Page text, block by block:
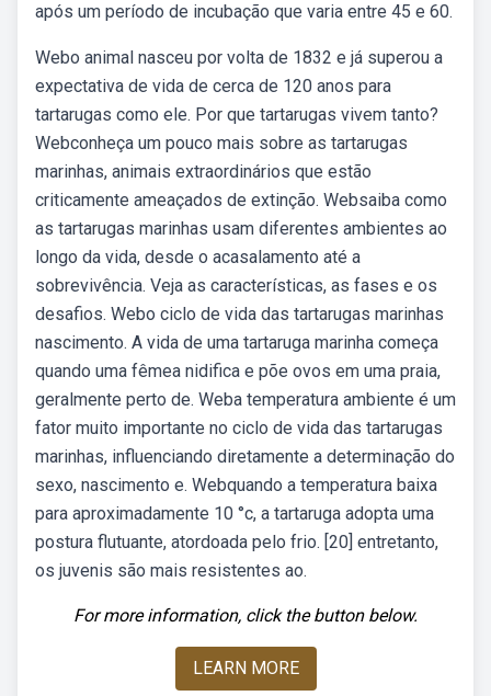
após um período de incubação que varia entre 45 e 60.
Webo animal nasceu por volta de 1832 e já superou a
expectativa de vida de cerca de 120 anos para
tartarugas como ele. Por que tartarugas vivem tanto?
Webconheça um pouco mais sobre as tartarugas
marinhas, animais extraordinários que estão
criticamente ameaçados de extinção. Websaiba como
as tartarugas marinhas usam diferentes ambientes ao
longo da vida, desde o acasalamento até a
sobrevivência. Veja as características, as fases e os
desafios. Webo ciclo de vida das tartarugas marinhas
nascimento. A vida de uma tartaruga marinha começa
quando uma fêmea nidifica e põe ovos em uma praia,
geralmente perto de. Weba temperatura ambiente é um
fator muito importante no ciclo de vida das tartarugas
marinhas, influenciando diretamente a determinação do
sexo, nascimento e. Webquando a temperatura baixa
para aproximadamente 10 °c, a tartaruga adopta uma
postura flutuante, atordoada pelo frio. [20] entretanto,
os juvenis são mais resistentes ao.
For more information, click the button below.
LEARN MORE